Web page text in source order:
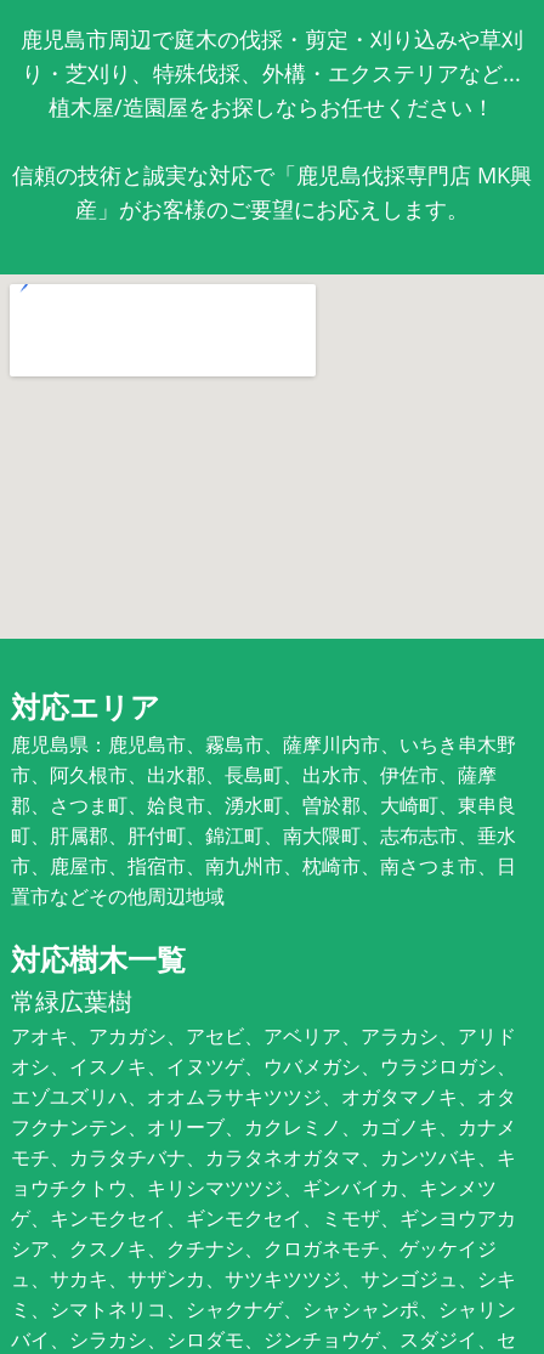
鹿児島市周辺で庭木の伐採・剪定・刈り込みや草刈
り・芝刈り、特殊伐採、外構・エクステリアなど...
植木屋/造園屋をお探しならお任せください！
信頼の技術と誠実な対応で「鹿児島伐採専門店 MK興
産」がお客様のご要望にお応えします。
対応エリア
鹿児島県：鹿児島市、霧島市、薩摩川内市、いちき串木野
市、阿久根市、出水郡、長島町、出水市、伊佐市、薩摩
郡、さつま町、姶良市、湧水町、曽於郡、大崎町、東串良
町、肝属郡、肝付町、錦江町、南大隈町、志布志市、垂水
市、鹿屋市、指宿市、南九州市、枕崎市、南さつま市、日
置市などその他周辺地域
対応樹木一覧
常緑広葉樹
アオキ、アカガシ、アセビ、アベリア、アラカシ、アリド
オシ、イスノキ、イヌツゲ、ウバメガシ、ウラジロガシ、
エゾユズリハ、オオムラサキツツジ、オガタマノキ、オタ
フクナンテン、オリーブ、カクレミノ、カゴノキ、カナメ
モチ、カラタチバナ、カラタネオガタマ、カンツバキ、キ
ョウチクトウ、キリシマツツジ、ギンバイカ、キンメツ
ゲ、キンモクセイ、ギンモクセイ、ミモザ、ギンヨウアカ
シア、クスノキ、クチナシ、クロガネモチ、ゲッケイジ
ュ、サカキ、サザンカ、サツキツツジ、サンゴジュ、シキ
ミ、シマトネリコ、シャクナゲ、シャシャンポ、シャリン
バイ、シラカシ、シロダモ、ジンチョウゲ、スダジイ、セ